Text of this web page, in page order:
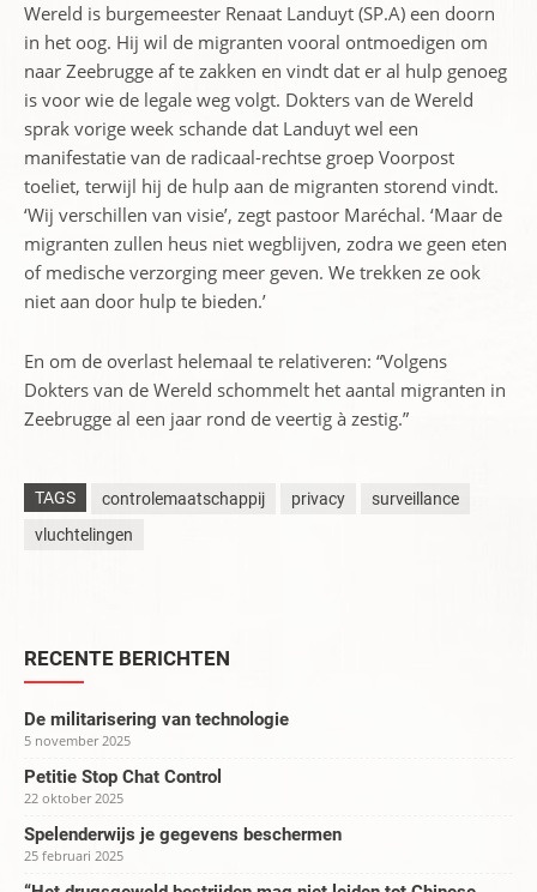
Wereld is burgemeester Renaat Landuyt (SP.A) een doorn
in het oog. Hij wil de migranten vooral ontmoedigen om
naar Zeebrugge af te zakken en vindt dat er al hulp genoeg
is voor wie de legale weg volgt. Dokters van de Wereld
sprak vorige week schande dat Landuyt wel een
manifestatie van de radicaal-rechtse groep Voorpost
toeliet, terwijl hij de hulp aan de migranten storend vindt.
‘Wij verschillen van visie’, zegt pastoor Maréchal. ‘Maar de
migranten zullen heus niet wegblijven, zodra we geen eten
of medische verzorging meer geven. We trekken ze ook
niet aan door hulp te bieden.’
En om de overlast helemaal te relativeren: “Volgens
Dokters van de Wereld schommelt het aantal migranten in
Zeebrugge al een jaar rond de veertig à zestig.”
TAGS controlemaatschappij privacy
surveillance
vluchtelingen
RECENTE BERICHTEN
De militarisering van technologie
5 november 2025
Petitie Stop Chat Control
22 oktober 2025
Spelenderwijs je gegevens beschermen
25 februari 2025